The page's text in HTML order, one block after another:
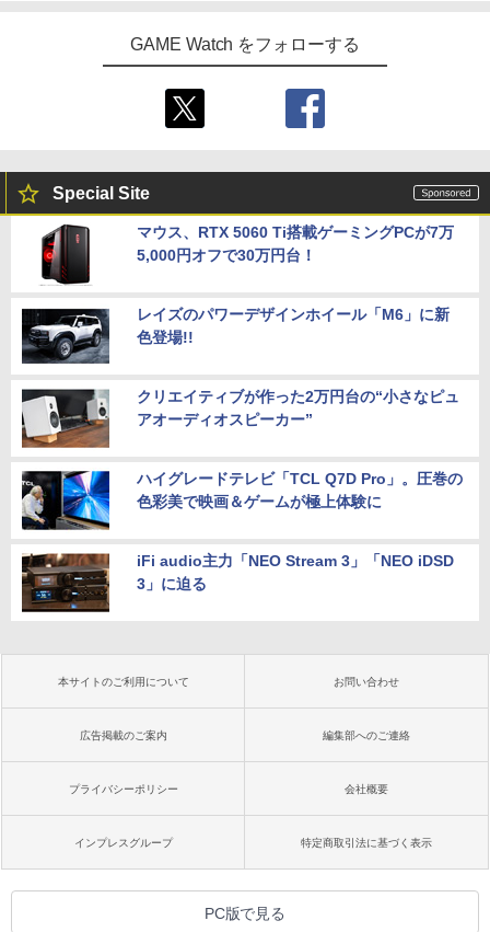
GAME Watch をフォローする
Special Site
マウス、RTX 5060 Ti搭載ゲーミングPCが7万
5,000円オフで30万円台！
レイズのパワーデザインホイール「M6」に新
色登場!!
クリエイティブが作った2万円台の“小さなピュ
アオーディオスピーカー”
ハイグレードテレビ「TCL Q7D Pro」。圧巻の
色彩美で映画＆ゲームが極上体験に
iFi audio主力「NEO Stream 3」「NEO iDSD
3」に迫る
本サイトのご利用について お問い合わせ
広告掲載のご案内 編集部へのご連絡
プライバシーポリシー 会社概要
インプレスグループ 特定商取引法に基づく表示
PC版で見る